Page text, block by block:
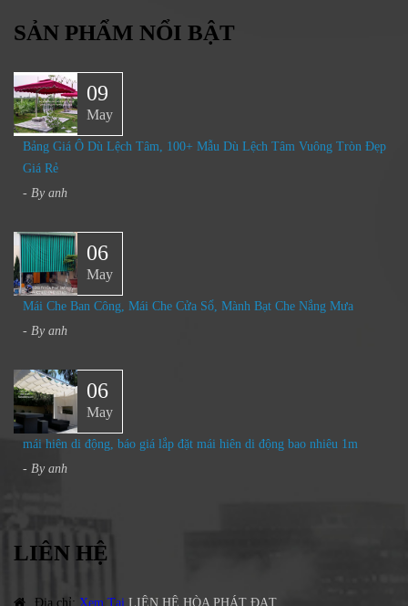
SẢN PHẨM NỔI BẬT
09
May
Bảng Giá Ô Dù Lệch Tâm, 100+ Mẫu Dù Lệch Tâm Vuông Tròn Đẹp
Giá Rẻ
- By anh
06
May
Mái Che Ban Công, Mái Che Cửa Sổ, Mành Bạt Che Nắng Mưa​
- By anh
06
May
mái hiên di động, báo giá lắp đặt mái hiên di động bao nhiêu 1m
- By anh
LIÊN HỆ
Địa chỉ: Xem Tại LIÊN HỆ HÒA PHÁT ĐẠT